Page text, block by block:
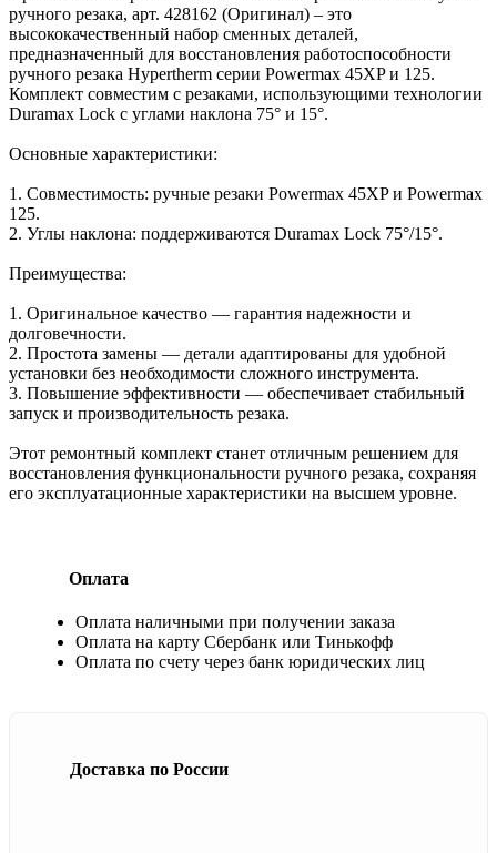
ручного резака, арт. 428162 (Оригинал) – это
высококачественный набор сменных деталей,
предназначенный для восстановления работоспособности
ручного резака Hypertherm серии Powermax 45XP и 125.
Комплект совместим с резаками, использующими технологии
Duramax Lock с углами наклона 75° и 15°.
Основные характеристики:
1. Совместимость: ручные резаки Powermax 45XP и Powermax
125.
2. Углы наклона: поддерживаются Duramax Lock 75°/15°.
Преимущества:
1. Оригинальное качество — гарантия надежности и
долговечности.
2. Простота замены — детали адаптированы для удобной
установки без необходимости сложного инструмента.
3. Повышение эффективности — обеспечивает стабильный
запуск и производительность резака.
Этот ремонтный комплект станет отличным решением для
восстановления функциональности ручного резака, сохраняя
его эксплуатационные характеристики на высшем уровне.
Оплата
Оплата наличными при получении заказа
Оплата на карту Сбербанк или Тинькофф
Оплата по счету через банк юридических лиц
Доставка по России